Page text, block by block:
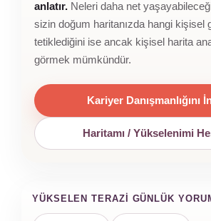
anlatır. Neleri daha net
sizin doğum haritanızda hangi kişisel
tetiklediğini ise ancak kişisel harita
görmek mümkündür.
Kariyer Danışmanlığını
Haritamı / Yükselenimi
YÜKSELEN TERAZI GÜNLÜK